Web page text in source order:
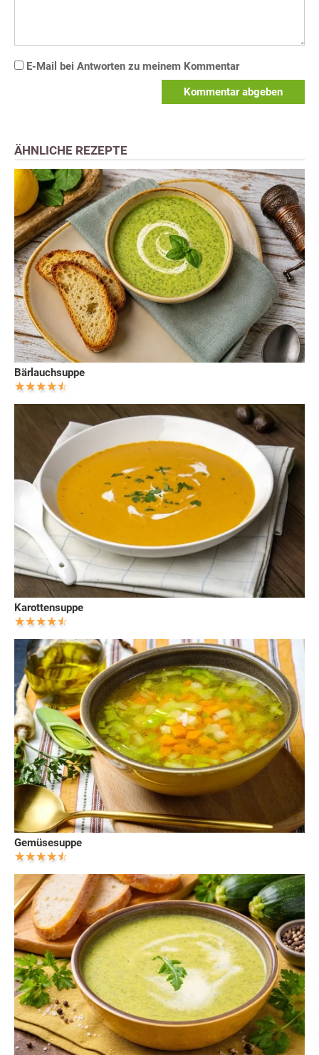
E-Mail bei Antworten zu meinem Kommentar
Kommentar abgeben
ÄHNLICHE REZEPTE
Bärlauchsuppe
Karottensuppe
Gemüsesuppe